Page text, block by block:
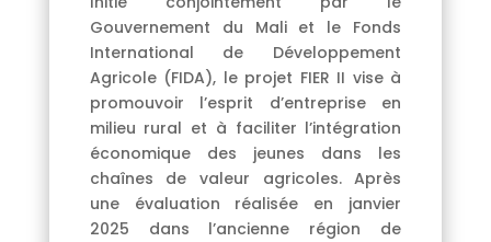
Gouvernement du Mali et le Fonds
International de Développement
Agricole (FIDA), le projet FIER II vise à
promouvoir l’esprit d’entreprise en
milieu rural et à faciliter l’intégration
économique des jeunes dans les
chaînes de valeur agricoles. Après
une évaluation réalisée en janvier
2025 dans l’ancienne région de